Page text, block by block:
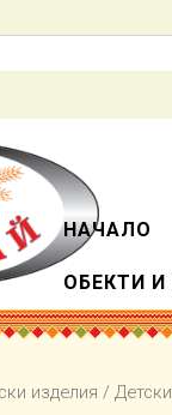
НАЧАЛО
ОБЕКТИ
изделия /